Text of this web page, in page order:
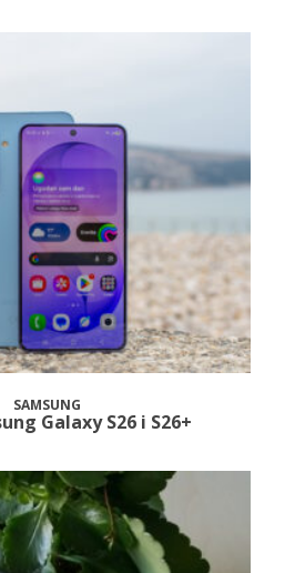
SAMSUNG
Galaxy S26 i S26+